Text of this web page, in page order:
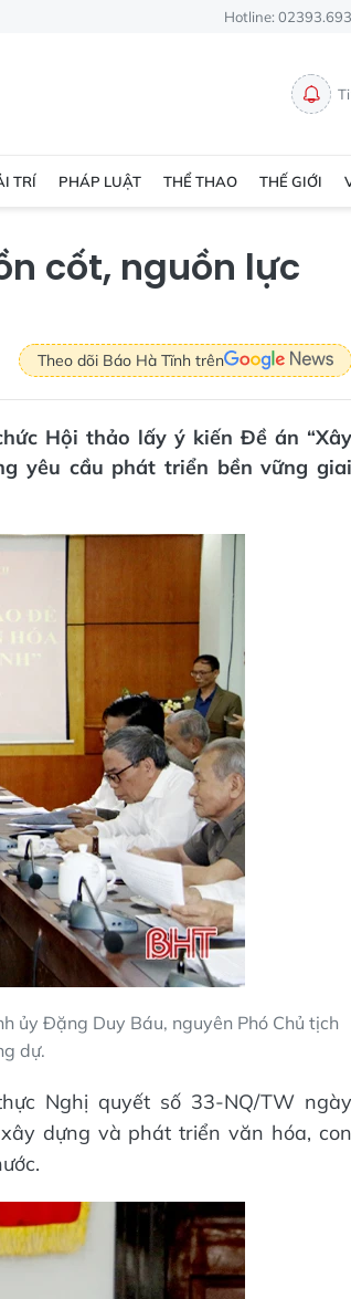
Hotline:
TRÍ PHÁP LUẬT THỂ THAO THẾ GIỚI
cốt, nguồn lực
Theo dõi Báo Hà Tĩnh trên
Hội thảo lấy ý kiến Đề án “Xây
yêu cầu phát triển bền vững giai
ủy Đặng Duy Báu, nguyên Phó Chủ tịch
dự.
Nghị quyết số 33-NQ/TW ngày
dựng và phát triển văn hóa, con